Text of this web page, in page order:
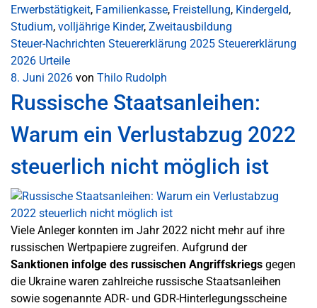
Erwerbstätigkeit, Familienkasse, Freistellung, Kindergeld,
Studium, volljährige Kinder, Zweitausbildung
Steuer-Nachrichten Steuererklärung 2025 Steuererklärung
2026 Urteile
8. Juni 2026 von Thilo Rudolph
Russische Staatsanleihen:
Warum ein Verlustabzug 2022
steuerlich nicht möglich ist
Viele Anleger konnten im Jahr 2022 nicht mehr auf ihre
russischen Wertpapiere zugreifen. Aufgrund der
Sanktionen infolge des russischen Angriffskriegs gegen
die Ukraine waren zahlreiche russische Staatsanleihen
sowie sogenannte ADR- und GDR-Hinterlegungsscheine